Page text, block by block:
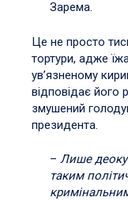
Зарема.
Це не просто
тортури, адже
ув’язненому
відповідає його
змушений
президента.
– Лише
таким